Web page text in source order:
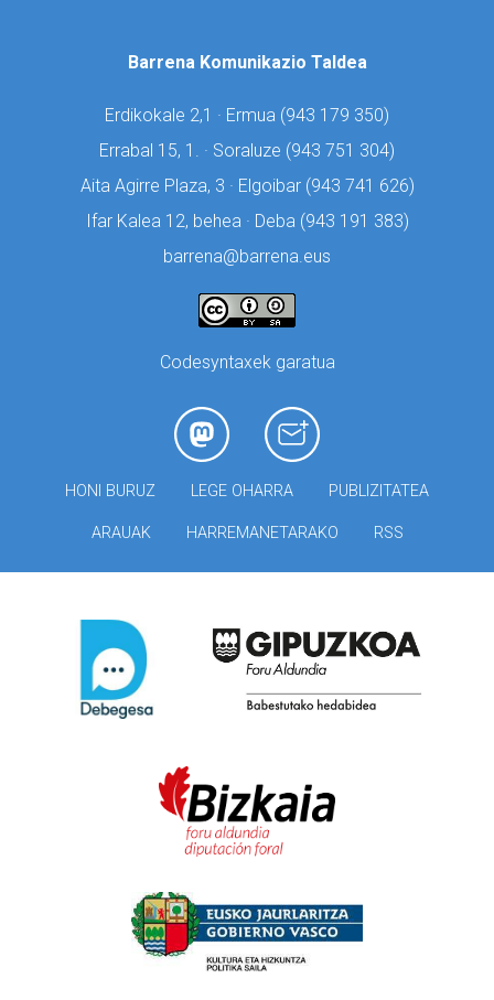
Barrena Komunikazio Taldea
Erdikokale 2,1 · Ermua (943 179 350)
Errabal 15, 1. · Soraluze (943 751 304)
Aita Agirre Plaza, 3 · Elgoibar (943 741 626)
Ifar Kalea 12, behea · Deba (943 191 383)
barrena@barrena.eus
Codesyntaxek garatua
HONI BURUZ LEGE OHARRA PUBLIZITATEA
ARAUAK HARREMANETARAKO RSS